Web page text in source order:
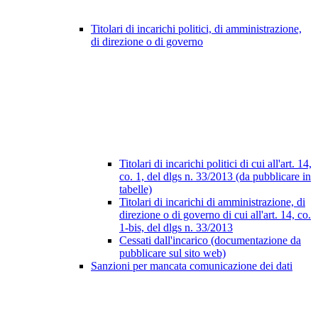
Titolari di incarichi politici, di amministrazione,
di direzione o di governo
Titolari di incarichi politici di cui all'art. 14,
co. 1, del dlgs n. 33/2013 (da pubblicare in
tabelle)
Titolari di incarichi di amministrazione, di
direzione o di governo di cui all'art. 14, co.
1-bis, del dlgs n. 33/2013
Cessati dall'incarico (documentazione da
pubblicare sul sito web)
Sanzioni per mancata comunicazione dei dati